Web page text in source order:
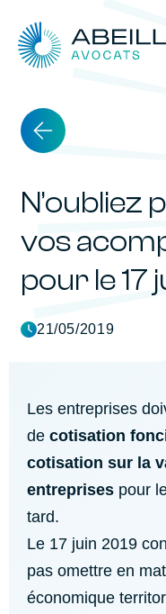
N’oubliez
vos
pour le 17
21/05/2019
Les entreprises
de cotisation
cotisation sur la
entreprises pour
tard.
Le 17 juin 2019
pas omettre en
économique